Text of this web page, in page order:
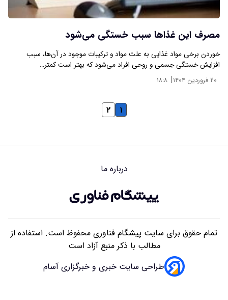
مصرف این غذاها سبب خستگی می‌شود
خوردن برخی مواد غذایی به علت مواد و ترکیبات موجود در آن‌ها، سبب
افزایش خستگی جسمی و روحی افراد می‌شود که بهتر است کمتر…
۲۰ فروردین ۱۴۰۴ | ۱۸:۸
۱ ۲
درباره ما
تمام حقوق برای سایت پیشگام فناوری محفوظ است. استفاده از
مطالب با ذکر منبع آزاد است
طراحی سایت خبری و خبرگزاری آسام